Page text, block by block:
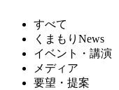
すべて
くまもりNews
イベント・講演
メディア
要望・提案